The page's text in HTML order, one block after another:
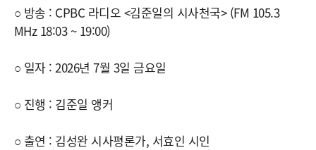
○ 방송 : CPBC 라디오 <김준일의 시사천국> (FM 105.3
MHz 18:03 ~ 19:00)
○ 일자 : 2026년 7월 3일 금요일
○ 진행 : 김준일 앵커
○ 출연 : 김성완 시사평론가, 서효인 시인